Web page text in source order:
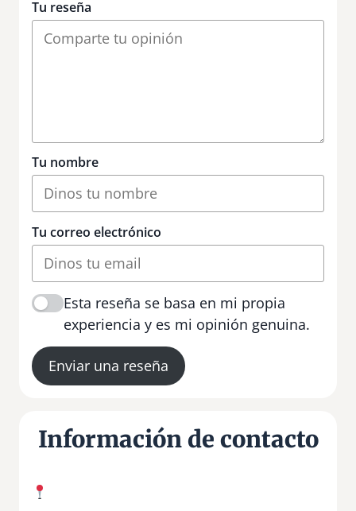
Tu reseña
Tu nombre
Tu correo electrónico
Esta reseña se basa en mi propia
experiencia y es mi opinión genuina.
Enviar una reseña
Información de contacto